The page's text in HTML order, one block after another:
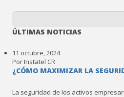
CONTÁCTENOS
ÚLTIMAS NOTICIAS
11 octubre, 2024
Por Instatel CR
¿CÓMO MAXIMIZAR LA
La seguridad de los activos